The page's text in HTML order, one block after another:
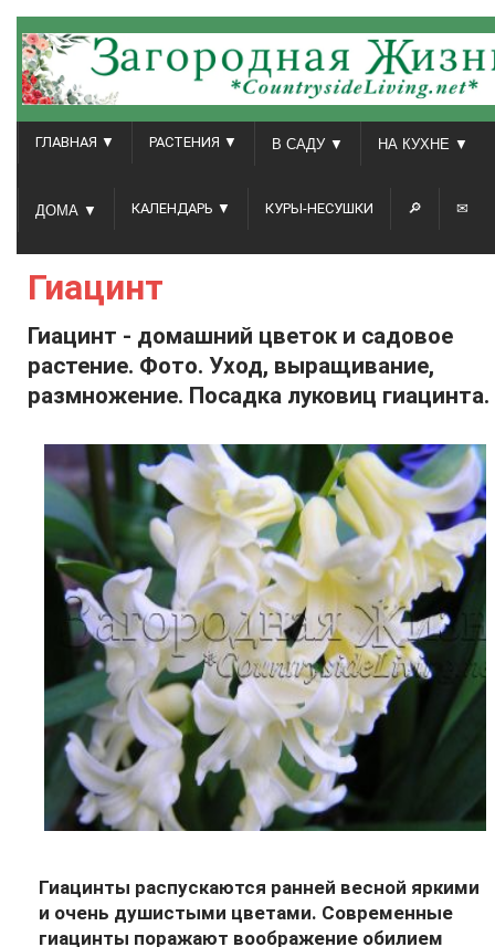
ГЛАВНАЯ ▼ РАСТЕНИЯ ▼ В САДУ ▼ НА КУХНЕ ▼
ДОМА ▼ КАЛЕНДАРЬ ▼ КУРЫ-НЕСУШКИ 🔎 ✉
Гиацинт
Гиацинт - домашний цветок и садовое
растение. Фото. Уход, выращивание,
размножение. Посадка луковиц гиацинта.
Гиацинты распускаются ранней весной яркими
и очень душистыми цветами. Современные
гиацинты поражают воображение обилием